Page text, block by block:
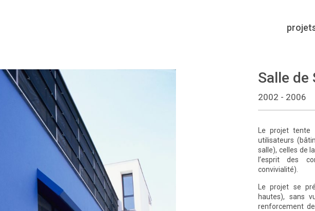
Salle de
2002 - 2006
Le projet
utilisateurs
salle), celles de
l’esprit des
convivialité).
Le projet se
hautes), sans
renforcement